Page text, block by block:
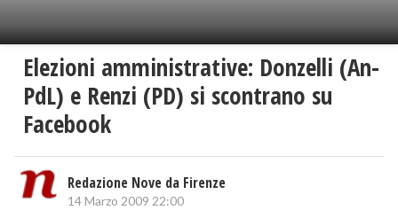
Elezioni amministrative: Donzelli (An-
PdL) e Renzi (PD) si scontrano su
Facebook
Redazione Nove da Firenze
14 Marzo 2009 22:00